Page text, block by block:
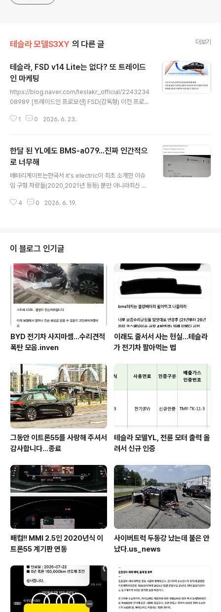
테슬라 모델S3XY 의 다른 글 더보기
테슬라, FSD v14 Lite는 없다? 또 트레이드
인 마케팅
https://blog.naver.com/teslakr_official/2243234
08989 [트레이드인 프로모션] FSD(감독형) 이전 프로모
sla 트레이드인(보상판매)을 통해 기존 풀 셀프 드라이빙
v14 Lite 국내 출시가 당분간 없다는 거 아님? 다른 아시
아 국가들은 일시불 구매 중단되고 난리도 아닌데,https://
meritocrat.tistory.com/2293 [단독] 6월 30일 이후
일본-대만서 'FSD 일시불' 중단1. 일본에서 테슬라 FSD
원타임 구매 중단설구독형으로 전환 가능성 소문 ..
1 0 2026. 6. 23.
한달 된 YL에도 BMS-a079...진짜 인간적으
로 너무해
배터리게이트는한국서 it's electric이 최초 소개한 이슈
임 구형 차량들(2020,2021년 등등) 뿐만 아니라최신 인
tocrat.tistory.com/2086 배터리게이트 이제 시작일
라 LFP배터리도 망했다고 이미 경고는 한 바 있고,http
s://meritocrat.tistory.com/1669 테슬라, LFmerito
crat.tistory.com 이번엔 한달 된 모델 YL 최신 차량에도
BMS-a079 배터리게이트가 터짐 ㅋㅋ 테슬라코..
4 0 2026. 6. 19.
이 블로그 인기글
BYD 전기차 사지마셈...수리견적
폭탄 모음.inven
이래도 줄서서 사는 현실…테슬라
가 전기차 팔아먹는 법
그동안 이트론55를 사랑해 주셔서
감사합니다...종료
테슬라 모델YL, 전륜 모터 출력 올
려서 신규 인증
배컴!! MMI 2.5인 2020년식 이
트론55 계기판 연동
사이버트럭 두동강 났는데 불은 안
났다.us_news